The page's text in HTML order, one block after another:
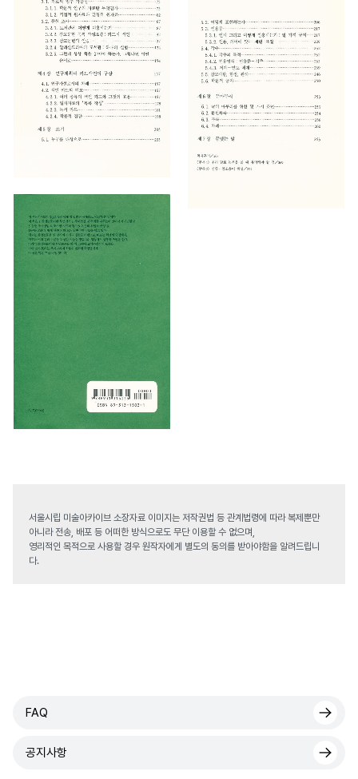
서울시립 미술아카이브 소장자료 이미지는 저작권법 등 관계법령에 따라 복제뿐만
아니라 전송, 배포 등 어떠한 방식으로도 무단 이용할 수 없으며,
영리적인 목적으로 사용할 경우 원작자에게 별도의 동의를 받아야함을 알려드립니
다.
FAQ
공지사항